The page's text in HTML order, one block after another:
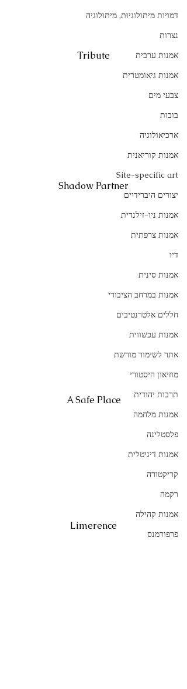
דמויות מיתולוגיות, מיתולוגיה
נצרות
אמנות ערבית
אמנות גיאומטרית
צבעי מים
בובות
ארכיאולוגיה
אמנות קוריאנית
Site-specific art
יצורים היברידיים
אמנות ניו-זילנדית
אמנות צרפתית
דיו
אמנות סינית
אמנות במרחב הציבורי
חללים אלטרנטיבים
אמנות עכשווית
אתר לשימור מורשת
מוזיאון היסטורי
תרבות יהודית
אמנות מלחמה
פלסטלינה
אמנות דיגיטלית
קריקטורה
רקמה
אמנות קהילה
פרפורמנס
Tribute
Shadow Partner
A Safe Place
Limerence